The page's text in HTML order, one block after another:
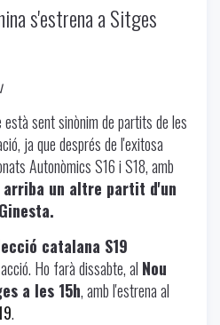
s'estrena a Sitges
està sent sinònim de partits de les
ja que després de l'exitosa
Autonòmics S16 i S18, amb
arriba un altre partit d'un
catalana S19
Ho farà dissabte, al Nou
a les 15h, amb l'estrena al
.